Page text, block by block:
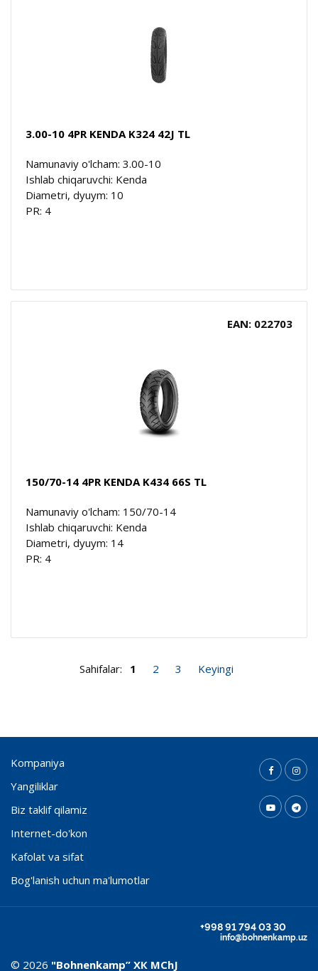
3.00-10 4PR KENDA K324 42J TL
Namunaviy o'lcham: 3.00-10
Ishlab chiqaruvchi: Kenda
Diametri, dyuym: 10
PR: 4
EAN: 022703
150/70-14 4PR KENDA K434 66S TL
Namunaviy o'lcham: 150/70-14
Ishlab chiqaruvchi: Kenda
Diametri, dyuym: 14
PR: 4
Sahifalar: 1 2 3 Keyingi
Kompaniya
Yangiliklar
Biz taklif qilamiz
Internet-do'kon
Kafolat va sifat
Bog'lanish uchun ma'lumotlar
+998 91 794 03 30
info@bohnenkamp.uz
© 2026 "Bohnenkamp” ХК MChJ